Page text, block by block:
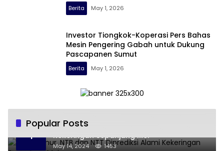
Berita May 1, 2026
Investor Tiongkok-Koperasi Pers Bahas
Mesin Pengering Gabah untuk Dukung
Pascapanen Sumut
Berita May 1, 2026
Popular Posts
1
Jawa Timur, NTB dan NTT Diprediksi Alami
Kekeringan Sepanjang Mei
May 14, 2024 1453